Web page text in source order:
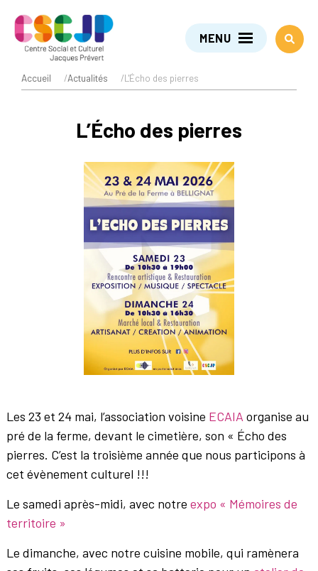
MENU
Accueil /Actualités /L'Écho des pierres
L’Écho des pierres
Les 23 et 24 mai, l’association voisine ECAIA organise au
pré de la ferme, devant le cimetière, son « Écho des
pierres. C’est la troisième année que nous participons à
cet évènement culturel !!!
Le samedi après-midi, avec notre expo « Mémoires de
territoire »
Le dimanche, avec notre cuisine mobile, qui ramènera